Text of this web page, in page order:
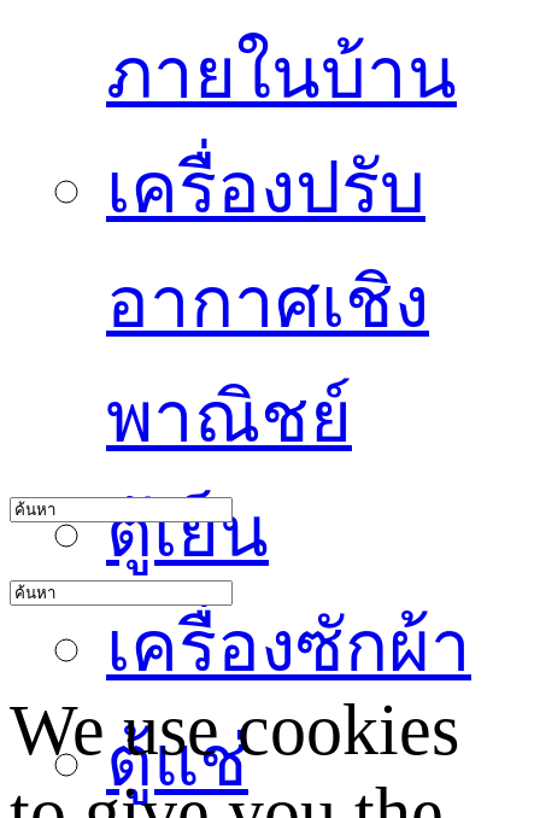
ภายในบ้าน
เครื่องปรับ
อากาศเชิง
พาณิชย์
ตู้เย็น
เครื่องซักผ้า
ตู้แช่
We use cookies